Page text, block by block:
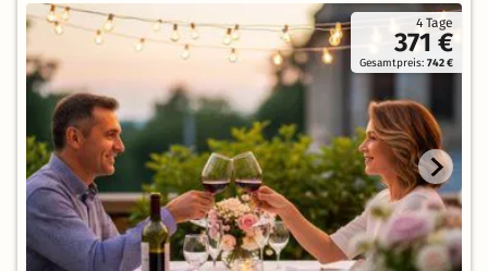
4 Tage
371 €
Gesamtpreis: 742 €